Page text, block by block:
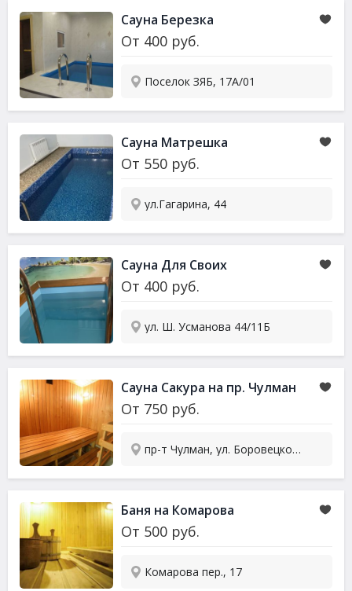
Сауна Березка
От 400 руб.
Поселок ЗЯБ, 17А/01
Сауна Матрешка
От 550 руб.
ул.Гагарина, 44
Сауна Для Своих
От 400 руб.
ул. Ш. Усманова 44/11Б
Сауна Сакура на пр. Чулман
От 750 руб.
пр-т Чулман, ул. Боровецкое 20 (возле родника)
Баня на Комарова
От 500 руб.
Комарова пер., 17